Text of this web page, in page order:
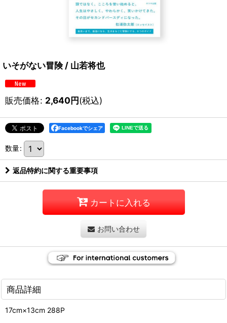
いそがない冒険 / 山若将也
販売価格: 2,640円(税込)
Facebookでシェア
数量:
返品特約に関する重要事項
カートに入れる
お問い合わせ
商品詳細
17cm×13cm 288P